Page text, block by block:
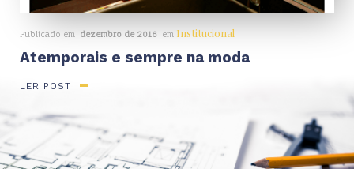
Publicado em dezembro de 2016 em Institucional
Atemporais e sempre na moda
LER POST